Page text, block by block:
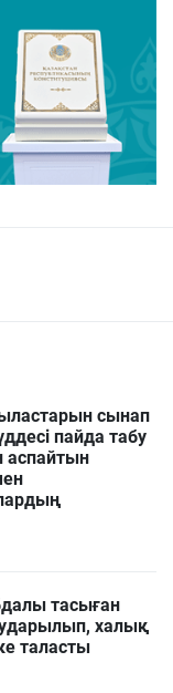
сынап
пайда табу
аспайтын
тасыған
халық
таласты